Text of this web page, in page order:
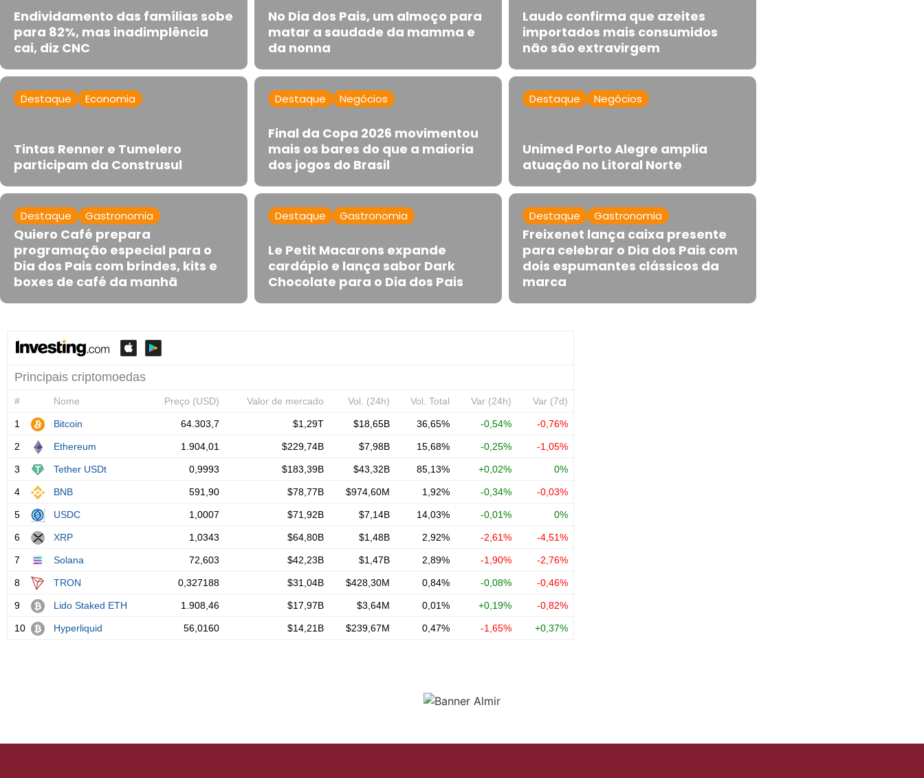
Endividamento das famílias sobe
para 82%, mas inadimplência
cai, diz CNC
No Dia dos Pais, um almoço para
matar a saudade da mamma e
da nonna
Laudo confirma que azeites
importados mais consumidos
não são extravirgem
Destaque Economia
Tintas Renner e Tumelero
participam da Construsul
Destaque Negócios
Final da Copa 2026 movimentou
mais os bares do que a maioria
dos jogos do Brasil
Destaque Negócios
Unimed Porto Alegre amplia
atuação no Litoral Norte
Destaque Gastronomia
Quiero Café prepara
programação especial para o
Dia dos Pais com brindes, kits e
boxes de café da manhã
Destaque Gastronomia
Le Petit Macarons expande
cardápio e lança sabor Dark
Chocolate para o Dia dos Pais
Destaque Gastronomia
Freixenet lança caixa presente
para celebrar o Dia dos Pais com
dois espumantes clássicos da
marca